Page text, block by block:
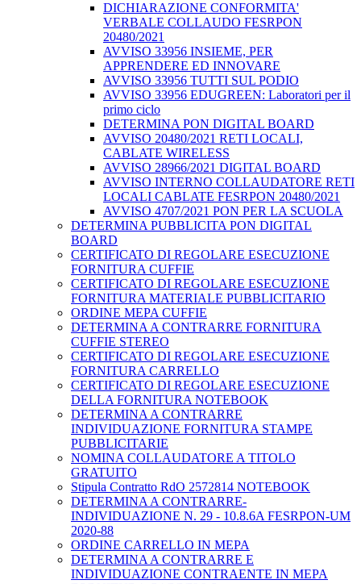
DICHIARAZIONE CONFORMITA'
VERBALE COLLAUDO FESRPON
20480/2021
AVVISO 33956 INSIEME, PER
APPRENDERE ED INNOVARE
AVVISO 33956 TUTTI SUL PODIO
AVVISO 33956 EDUGREEN: Laboratori per il
primo ciclo
DETERMINA PON DIGITAL BOARD
AVVISO 20480/2021 RETI LOCALI,
CABLATE WIRELESS
AVVISO 28966/2021 DIGITAL BOARD
AVVISO INTERNO COLLAUDATORE RETI
LOCALI CABLATE FESRPON 20480/2021
AVVISO 4707/2021 PON PER LA SCUOLA
DETERMINA PUBBLICITA PON DIGITAL
BOARD
CERTIFICATO DI REGOLARE ESECUZIONE
FORNITURA CUFFIE
CERTIFICATO DI REGOLARE ESECUZIONE
FORNITURA MATERIALE PUBBLICITARIO
ORDINE MEPA CUFFIE
DETERMINA A CONTRARRE FORNITURA
CUFFIE STEREO
CERTIFICATO DI REGOLARE ESECUZIONE
FORNITURA CARRELLO
CERTIFICATO DI REGOLARE ESECUZIONE
DELLA FORNITURA NOTEBOOK
DETERMINA A CONTRARRE
INDIVIDUAZIONE FORNITURA STAMPE
PUBBLICITARIE
NOMINA COLLAUDATORE A TITOLO
GRATUITO
Stipula Contratto RdO 2572814 NOTEBOOK
DETERMINA A CONTRARRE-
INDIVIDUAZIONE N. 29 - 10.8.6A FESRPON-UM
2020-88
ORDINE CARRELLO IN MEPA
DETERMINA A CONTRARRE E
INDIVIDUAZIONE CONTRAENTE IN MEPA